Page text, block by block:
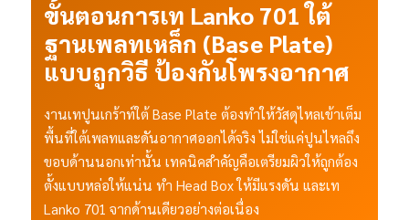
ขั้นตอนการเท Lanko 701 ใต้
ฐานเพลทเหล็ก (Base Plate)
แบบถูกวิธี ป้องกันโพรงอากาศ
งานเทปูนเกร้าท์ใต้ Base Plate ต้องทำให้วัสดุไหลเข้าเต็ม
พื้นที่ใต้เพลทและดันอากาศออกได้จริง ไม่ใช่แค่ปูนไหลถึง
ขอบด้านนอกเท่านั้น เทคนิคสำคัญคือเตรียมผิวให้ถูกต้อง
ตั้งแบบหล่อให้แน่น ทำ Head Box ให้มีแรงดัน และเท
Lanko 701 จากด้านเดียวอย่างต่อเนื่อง